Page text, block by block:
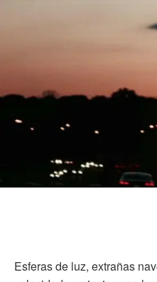
Esferas de luz, extrañas